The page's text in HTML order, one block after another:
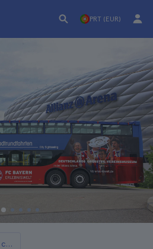
PRT (EUR)
As 10 melhores coisas para fazer em Munique